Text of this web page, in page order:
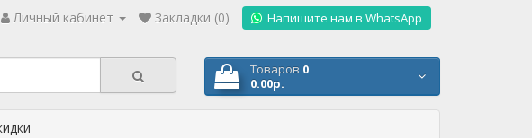
Личный кабинет Закладки (0) Напишите нам в WhatsApp
Товаров 0
0.00р.